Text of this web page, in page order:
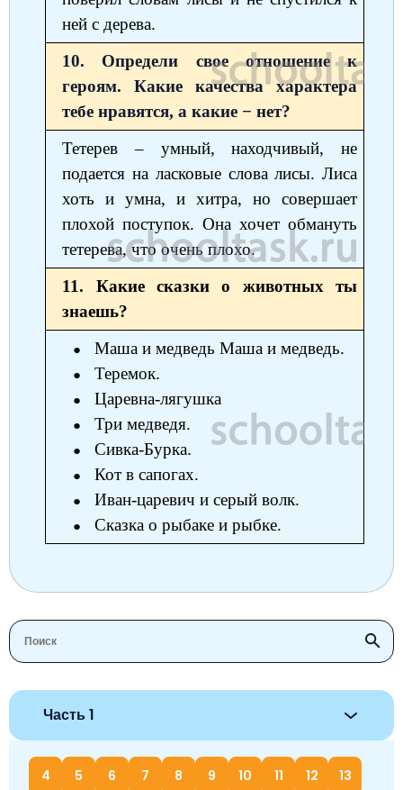
ней с дерева.
10. Определи свое отношение к
героям. Какие качества характера
тебе нравятся, а какие − нет?
Тетерев – умный, находчивый, не
подается на ласковые слова лисы. Лиса
хоть и умна, и хитра, но совершает
плохой поступок. Она хочет обмануть
тетерева, что очень плохо.
11. Какие сказки о животных ты
знаешь?
Маша и медведь Маша и медведь.
Теремок.
Царевна-лягушка
Три медведя.
Сивка-Бурка.
Кот в сапогах.
Иван-царевич и серый волк.
Сказка о рыбаке и рыбке.
Часть 1
4 5 6 7 8 9 10 11 12 13